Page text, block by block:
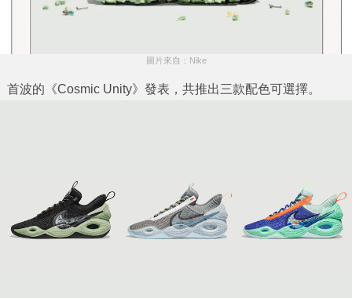
圖片來自：Nike
首波的《Cosmic Unity》發表，共推出三款配色可選擇。